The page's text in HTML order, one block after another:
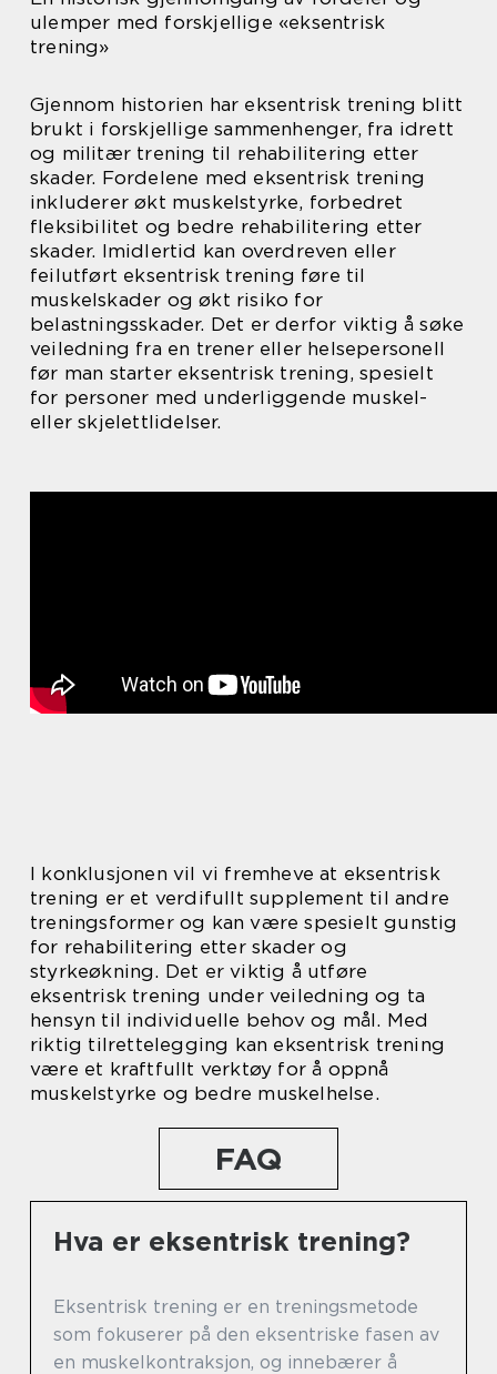
ulemper med forskjellige «eksentrisk
trening»
Gjennom historien har eksentrisk trening blitt
brukt i forskjellige sammenhenger, fra idrett
og militær trening til rehabilitering etter
skader. Fordelene med eksentrisk trening
inkluderer økt muskelstyrke, forbedret
fleksibilitet og bedre rehabilitering etter
skader. Imidlertid kan overdreven eller
feilutført eksentrisk trening føre til
muskelskader og økt risiko for
belastningsskader. Det er derfor viktig å søke
veiledning fra en trener eller helsepersonell
før man starter eksentrisk trening, spesielt
for personer med underliggende muskel-
eller skjelettlidelser.
I konklusjonen vil vi fremheve at eksentrisk
trening er et verdifullt supplement til andre
treningsformer og kan være spesielt gunstig
for rehabilitering etter skader og
styrkeøkning. Det er viktig å utføre
eksentrisk trening under veiledning og ta
hensyn til individuelle behov og mål. Med
riktig tilrettelegging kan eksentrisk trening
være et kraftfullt verktøy for å oppnå
muskelstyrke og bedre muskelhelse.
FAQ
Hva er eksentrisk trening?
Eksentrisk trening er en treningsmetode
som fokuserer på den eksentriske fasen av
en muskelkontraksjon, og innebærer å